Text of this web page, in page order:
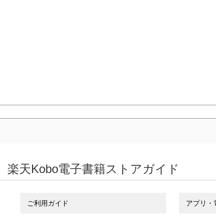
楽天Kobo電子書籍ストアガイド
ご利用ガイド アプリ・